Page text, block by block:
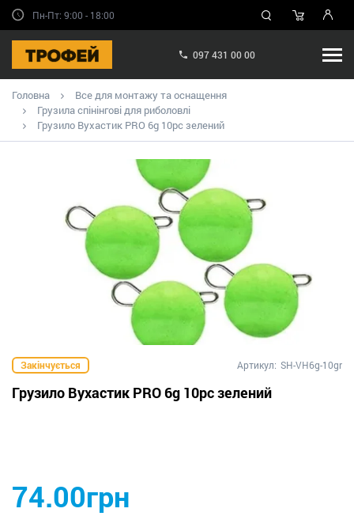
Пн-Пт: 9:00 - 18:00
097 431 00 00
Головна
Все для монтажу та оснащення
Грузила спінінгові для риболовлі
Грузило Вухастик PRO 6g 10pc зелений
Закінчується Артикул: SH-VH6g-10gr
Грузило Вухастик PRO 6g 10pc зелений
74.00грн